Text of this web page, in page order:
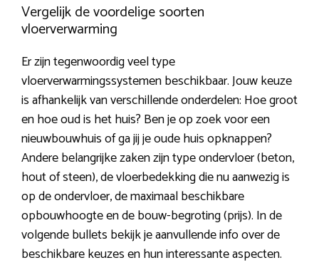
Vergelijk de voordelige soorten
vloerverwarming
Er zijn tegenwoordig veel type
vloerverwarmingssystemen beschikbaar. Jouw keuze
is afhankelijk van verschillende onderdelen: Hoe groot
en hoe oud is het huis? Ben je op zoek voor een
nieuwbouwhuis of ga jij je oude huis opknappen?
Andere belangrijke zaken zijn type ondervloer (beton,
hout of steen), de vloerbedekking die nu aanwezig is
op de ondervloer, de maximaal beschikbare
opbouwhoogte en de bouw-begroting (prijs). In de
volgende bullets bekijk je aanvullende info over de
beschikbare keuzes en hun interessante aspecten.